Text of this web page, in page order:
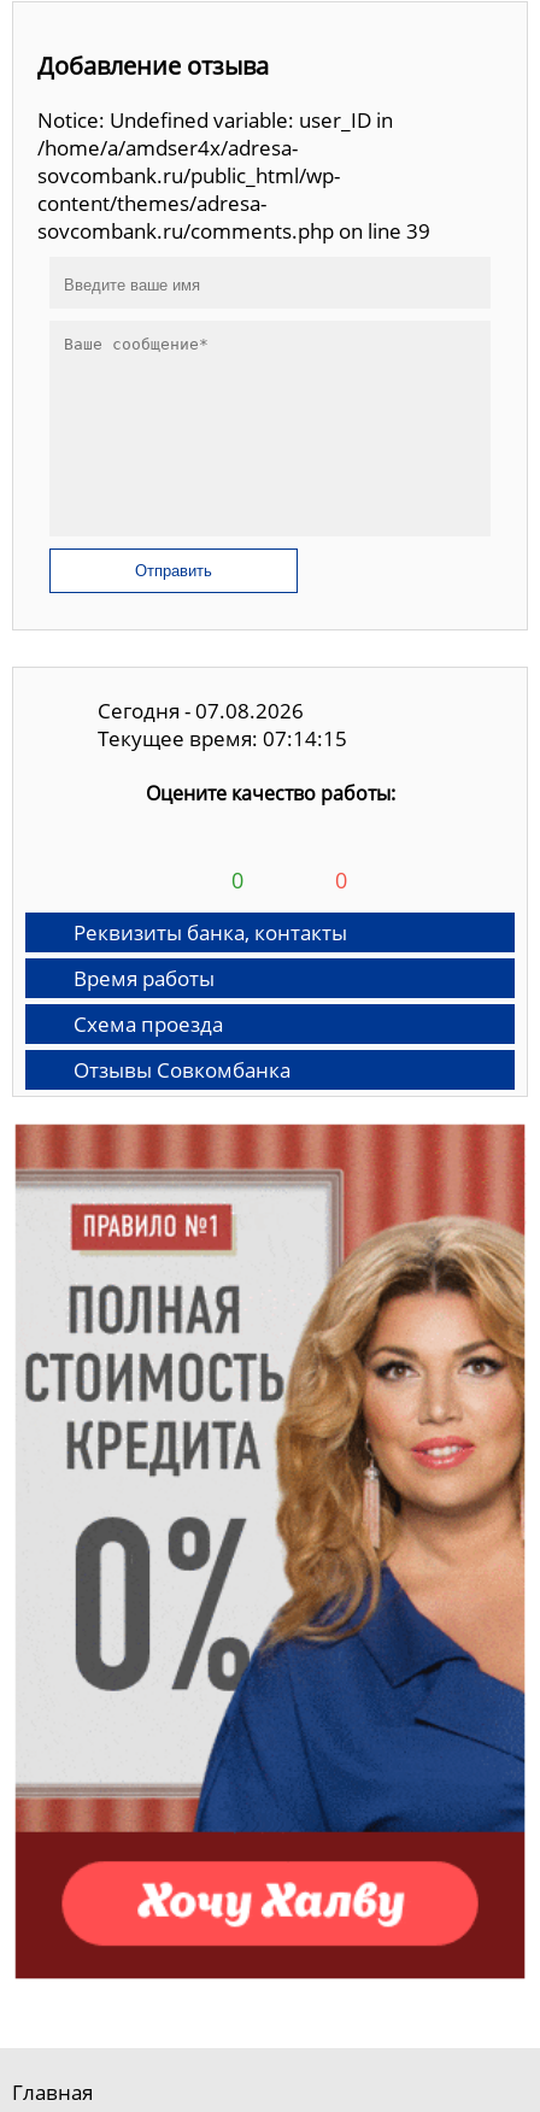
Добавление отзыва
Notice: Undefined variable: user_ID in
/home/a/amdser4x/adresa-
sovcombank.ru/public_html/wp-
content/themes/adresa-
sovcombank.ru/comments.php on line 39
Отправить
Сегодня - 07.08.2026
Текущее время: 07:14:16
Оцените качество работы:
0 0
Реквизиты банка, контакты
Время работы
Схема проезда
Отзывы Совкомбанка
Главная